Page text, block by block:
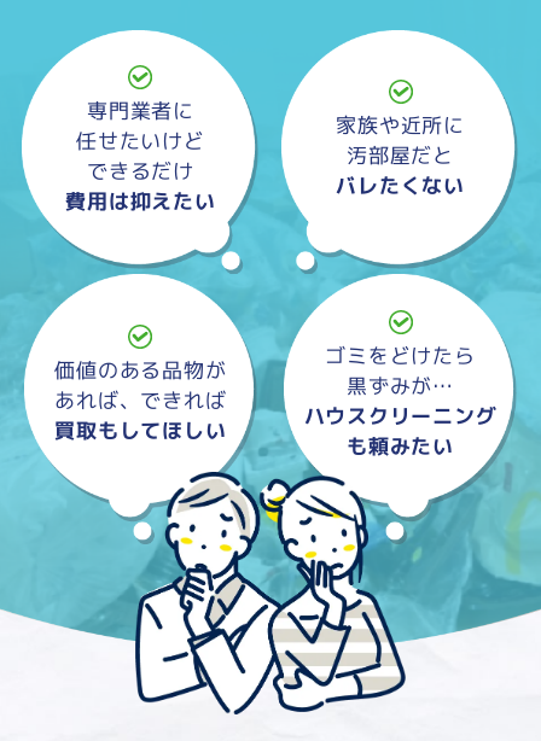
専門業者に
任せたいけど
できるだけ
費用は抑えたい
家族や近所に
汚部屋だと
バレたくない
価値のある品物が
あれば、できれば
買取もしてほしい
ゴミをどけたら
黒ずみが…
ハウスクリーニング
も頼みたい